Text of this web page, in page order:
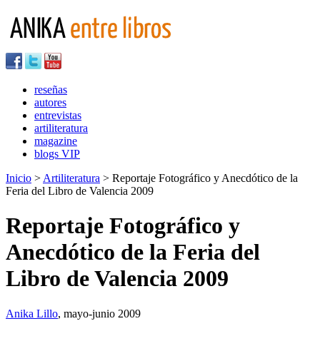
reseñas
autores
entrevistas
artiliteratura
magazine
blogs VIP
Inicio > Artiliteratura > Reportaje Fotográfico y Anecdótico de la
Feria del Libro de Valencia 2009
Reportaje Fotográfico y
Anecdótico de la Feria del
Libro de Valencia 2009
Anika Lillo, mayo-junio 2009